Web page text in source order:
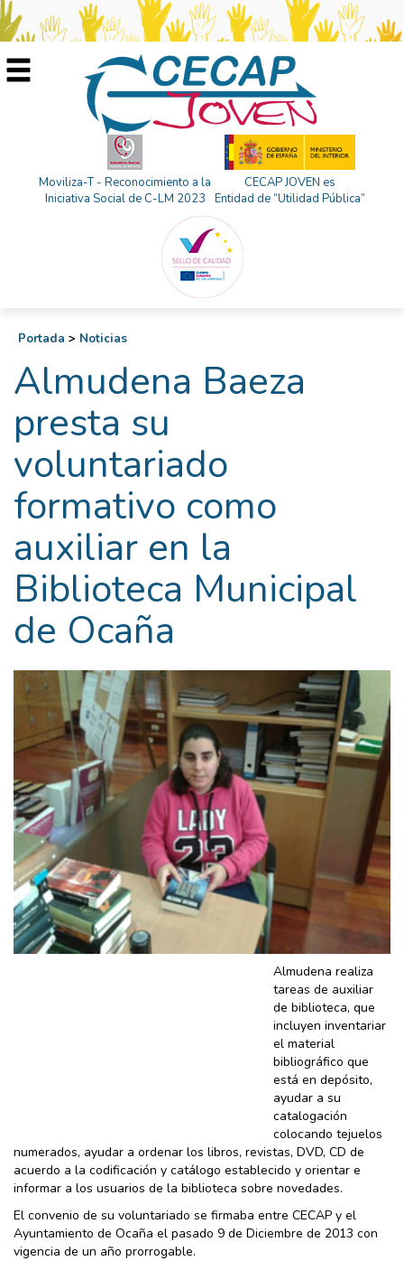
Moviliza-T - Reconocimiento a la
Iniciativa Social de C-LM 2023
CECAP JOVEN es
Entidad de “Utilidad Pública”
Portada > Noticias
Almudena Baeza
presta su
voluntariado
formativo como
auxiliar en la
Biblioteca Municipal
de Ocaña
Almudena realiza
tareas de auxiliar
de biblioteca, que
incluyen inventariar
el material
bibliográfico que
está en depósito,
ayudar a su
catalogación
colocando tejuelos
numerados, ayudar a ordenar los libros, revistas, DVD, CD de
acuerdo a la codificación y catálogo establecido y orientar e
informar a los usuarios de la biblioteca sobre novedades.
El convenio de su voluntariado se firmaba entre CECAP y el
Ayuntamiento de Ocaña el pasado 9 de Diciembre de 2013 con
vigencia de un año prorrogable.